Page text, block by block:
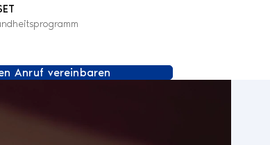
Anruf vereinbaren